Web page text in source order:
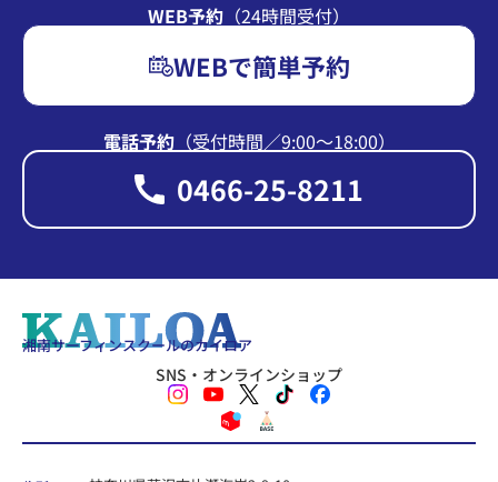
電話予約（受付時間∕9:00〜18:00）
0466-25-8211
WEB予約 （24時間受付）
WEBで簡単予約
湘南サーフィンスクールのカイロア
SNS・オンラインショップ